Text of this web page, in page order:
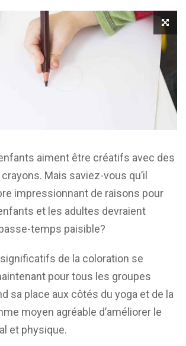
aiment être créatifs avec des
Mais saviez-vous qu’il
impressionnant de raisons pour
et les adultes devraient
temps paisible?
de la coloration se
pour tous les groupes
sa place aux côtés du yoga et de la
moyen agréable d’améliorer le
et physique.